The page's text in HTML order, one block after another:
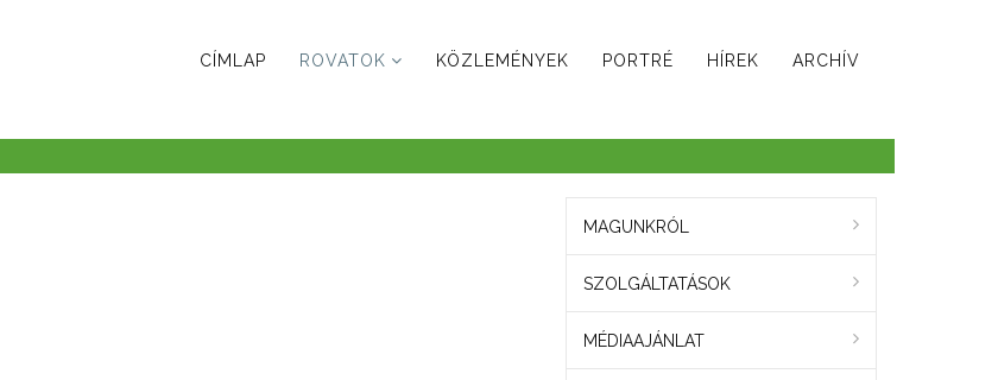
CÍMLAP ROVATOK KÖZLEMÉNYEK PORTRÉ HÍREK ARCHÍV
MAGUNKRÓL
SZOLGÁLTATÁSOK
MÉDIAAJÁNLAT